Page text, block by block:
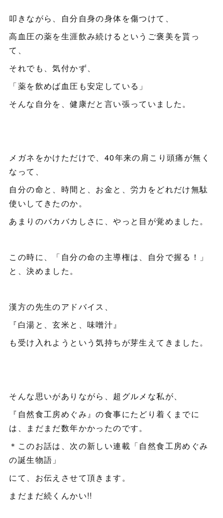
叩きながら、自分自身の身体を傷つけて、
高血圧の薬を生涯飲み続けるというご褒美を貰っ
て、
それでも、気付かず、
「薬を飲めば血圧も安定している」
そんな自分を、健康だと言い張っていました。
メガネをかけただけで、40年来の肩こり頭痛が無く
なって、
自分の命と、時間と、お金と、労力をどれだけ無駄
使いしてきたのか。
あまりのバカバカしさに、やっと目が覚めました。
この時に、「自分の命の主導権は、自分で握る！」
と、決めました。
漢方の先生のアドバイス、
『白湯と、玄米と、味噌汁』
も受け入れようという気持ちが芽生えてきました。
そんな思いがありながら、超グルメな私が、
『自然食工房めぐみ』の食事にたどり着くまでに
は、まだまだ数年かかったのです。
＊このお話は、次の新しい連載「自然食工房めぐみ
の誕生物語」
にて、お伝えさせて頂きます。
まだまだ続くんかい!!